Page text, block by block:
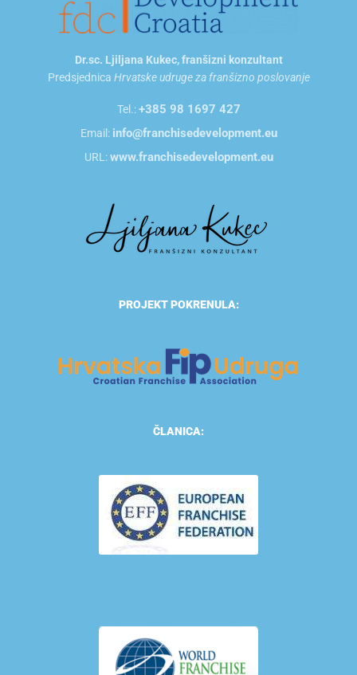
Dr.sc. Ljiljana Kukec, franšizni konzultant
Predsjednica Hrvatske udruge za franšizno poslovanje
Tel.:+385 98 1697 427
Email: info@franchisedevelopment.eu
URL:www.franchisedevelopment.eu
PROJEKT POKRENULA:
ČLANICA: